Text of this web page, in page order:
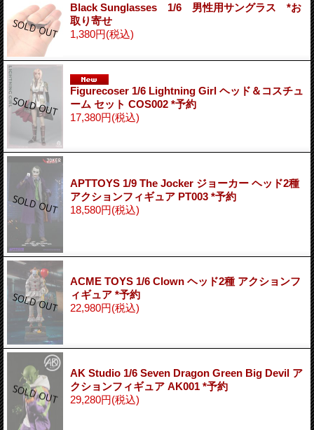
Black Sunglasses 1/6 男性用サングラス *お
取り寄せ
1,380円(税込)
Figurecoser 1/6 Lightning Girl ヘッド＆コスチュ
ーム セット COS002 *予約
17,380円(税込)
APTTOYS 1/9 The Jocker ジョーカー ヘッド2種
アクションフィギュア PT003 *予約
18,580円(税込)
ACME TOYS 1/6 Clown ヘッド2種 アクションフ
ィギュア *予約
22,980円(税込)
AK Studio 1/6 Seven Dragon Green Big Devil ア
クションフィギュア AK001 *予約
29,280円(税込)